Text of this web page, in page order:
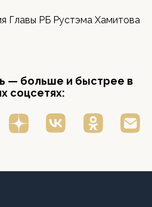
Главы РБ Рустэма Хамитова
— больше и быстрее в
соцсетях: